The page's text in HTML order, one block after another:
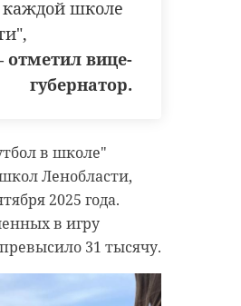
школе
вице-
губернатор.
в школе"
Ленобласти,
2025 года.
в игру
31 тысячу.
районе 37-
летнего
13 мая, 18:50
на
погиб
шоссе в Ленинградской
автомобили
Авария унесла жизнь
еще двое